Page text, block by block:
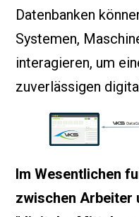
Datenbanken
Systemen,
interagieren, um
zuverlässigen
Im Wesentlichen
zwischen Arbeiter